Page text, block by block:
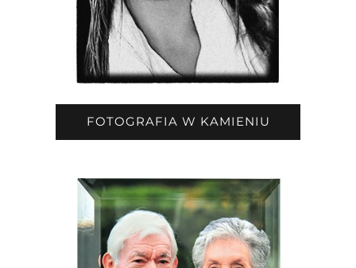
FOTOGRAFIA W KAMIENIU